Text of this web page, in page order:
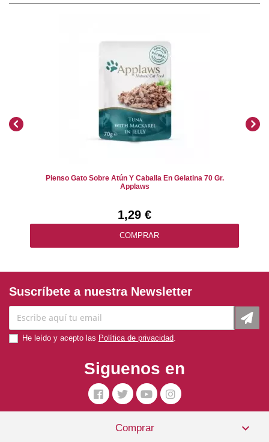
Pienso Gato Sobre Atún Y Caballa En Gelatina 70 Gr.
Applaws
1,29 €
COMPRAR
Royal Canin Pienso Gato Hepatic 4kg
Suscríbete a nuestra Newsletter
He leído y acepto las Política de privacidad
Siguenos en
Comprar 